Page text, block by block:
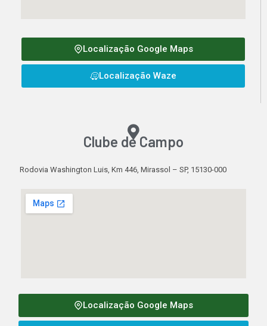
Localização Google Maps
Localização Waze
Clube de Campo​
Rodovia Washington Luis, Km 446, Mirassol – SP, 15130-000
Localização Google Maps